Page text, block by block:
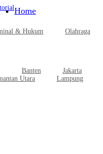
& Hukum Olahraga
Banten Jakarta
Utara Lampung
Home